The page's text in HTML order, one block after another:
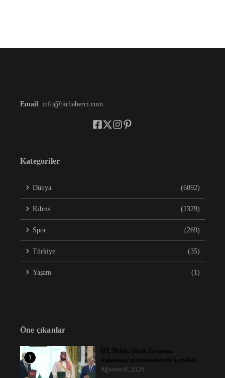
Email : info@birhaberci.com
Kategoriler
Dünya (6092)
Kıbrıs (2329)
Spor (269)
Türkiye (35)
Yaşam (1)
Öne çıkanlar
1
İİT, Mekke Ortak Savunma
Anlaşması’nı memnuniyetle karşıladı
Ağustos 8, 2026